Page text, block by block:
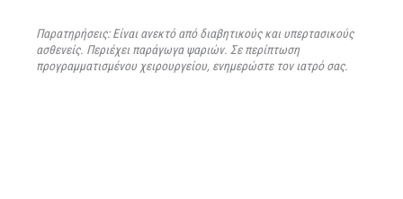
Παρατηρήσεις: Είναι ανεκτό από διαβητικούς και υπερτασικούς
ασθενείς. Περιέχει παράγωγα ψαριών. Σε περίπτωση
προγραμματισμένου χειρουργείου, ενημερώστε τον ιατρό σας.